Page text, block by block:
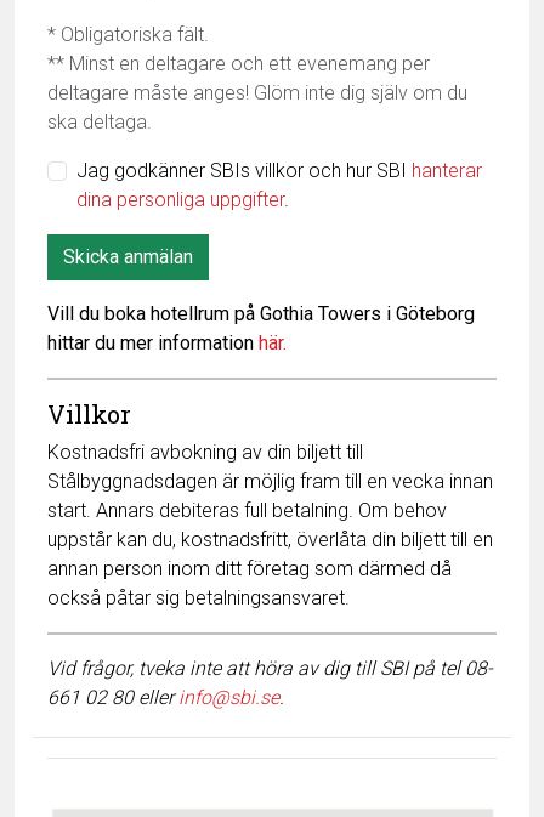
* Obligatoriska fält.
** Minst en deltagare och ett evenemang per
deltagare måste anges! Glöm inte dig själv om du
ska deltaga.
Jag godkänner SBIs villkor och hur SBI
hanterar
dina personliga uppgifter.
Skicka anmälan
Vill du boka hotellrum på Gothia Towers i Göteborg
hittar du mer information här.
Villkor
Kostnadsfri avbokning av din biljett till
Stålbyggnadsdagen är möjlig fram till en vecka innan
start. Annars debiteras full betalning. Om behov
uppstår kan du, kostnadsfritt, överlåta din biljett till en
annan person inom ditt företag som därmed då
också påtar sig betalningsansvaret.
Vid frågor, tveka inte att höra av dig till SBI på tel 08-
661 02 80 ellerinfo@sbi.se.